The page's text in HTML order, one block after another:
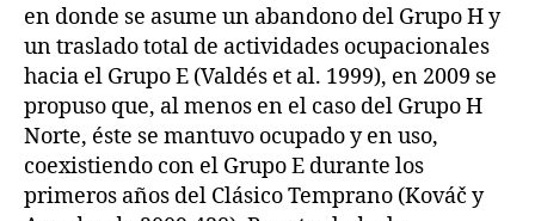
en donde se asume un abandono del Grupo H y
un traslado total de actividades ocupacionales
hacia el Grupo E (Valdés et al. 1999), en 2009 se
propuso que, al menos en el caso del Grupo H
Norte, éste se mantuvo ocupado y en uso,
coexistiendo con el Grupo E durante los
primeros años del Clásico Temprano (Kováč y